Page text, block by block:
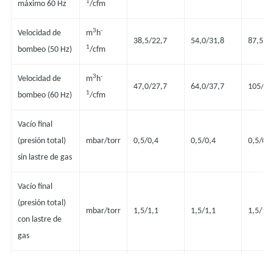
máximo 60 Hz 1/cfm
Velocidad de
bombeo (50 Hz)
m3h-
1/cfm
38,5/22,7 54,0/31,8 87,5/
Velocidad de
bombeo (60 Hz)
m3h-
1/cfm
47,0/27,7 64,0/37,7 105/
Vacío final
(presión total)
sin lastre de gas
mbar/torr 0,5/0,4 0,5/0,4 0,5/0,4
Vacío final
(presión total)
con lastre de
gas
mbar/torr 1,5/1,1 1,5/1,1 1,5/1,1